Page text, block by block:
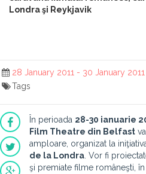
Londra şi Reykjavik
28 January 2011 - 30 January 2011
Tags
În perioada 28-30 ianuarie
Film Theatre din Belfast
amploare, organizat la
de la Londra . Vor fi
şi premiate filme româneşti,